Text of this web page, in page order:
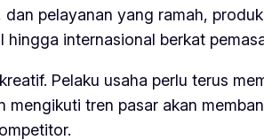
pelayanan yang ramah,
hingga internasional berkat
Pelaku usaha perlu terus
tren pasar akan